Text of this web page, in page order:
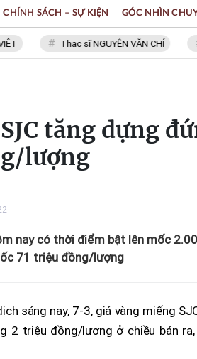
Thạc sĩ NGUYỄN VĂN CHÍ
CHÍNH SÁCH – SỰ KIỆN GÓC NHÌN
tăng dựng
lượng
nay có thời điểm bật lên mốc
71 triệu đồng/lượng
sáng nay, 7-3, giá vàng miếng
2 triệu đồng/lượng ở chiều bán